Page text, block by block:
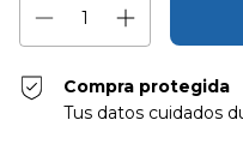
Compra protegida
Tus datos cuidados